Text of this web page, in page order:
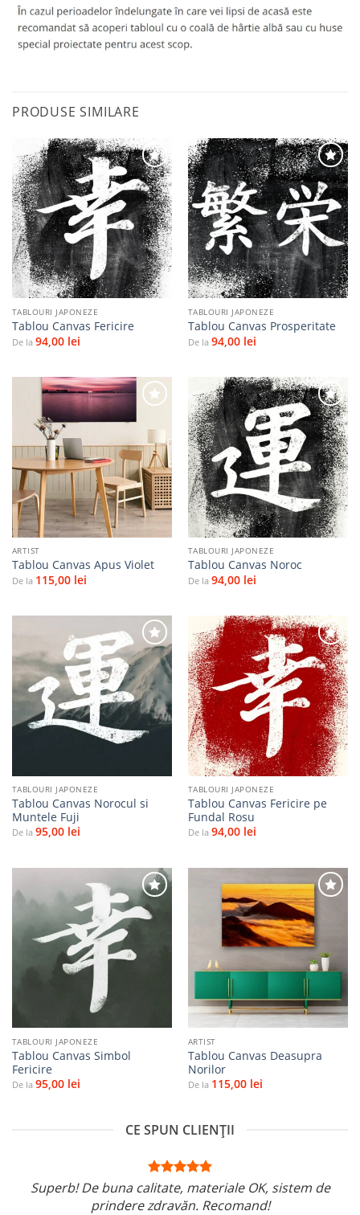
PRODUSE SIMILARE
Adaugă
la
favorite
TABLOURI JAPONEZE
Tablou Canvas Fericire
De la 94,00 lei
Adaugă
la
favorite
TABLOURI JAPONEZE
Tablou Canvas Prosperitate
De la 94,00 lei
Adaugă
la
favorite
ARTIST
Tablou Canvas Apus Violet
De la 115,00 lei
Adaugă
la
favorite
TABLOURI JAPONEZE
Tablou Canvas Noroc
De la 94,00 lei
Adaugă
la
favorite
TABLOURI JAPONEZE
Tablou Canvas Norocul si
Muntele Fuji
De la 95,00 lei
Adaugă
la
favorite
TABLOURI JAPONEZE
Tablou Canvas Fericire pe
Fundal Rosu
De la 94,00 lei
favorite
TABLOURI JAPONEZE
Tablou Canvas Simbol
Fericire
De la 95,00 lei
Adaugă
favorite
ARTIST
Tablou Canvas Deasupra
Norilor
De la 115,00 lei
CE SPUN CLIENȚII
Superb! De buna calitate, materiale OK, sistem de
prindere zdravăn. Recomand!